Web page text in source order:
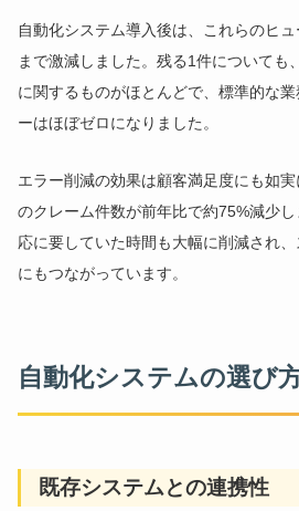
自動化システム導入後は、これらのヒ
まで激減しました。残る1件についても
に関するものがほとんどで、標準的な
ーはほぼゼロになりました。
エラー削減の効果は顧客満足度にも如
のクレーム件数が前年比で約75%減少
応に要していた時間も大幅に削減され
にもつながっています。
自動化システムの選び
既存システムとの連携性